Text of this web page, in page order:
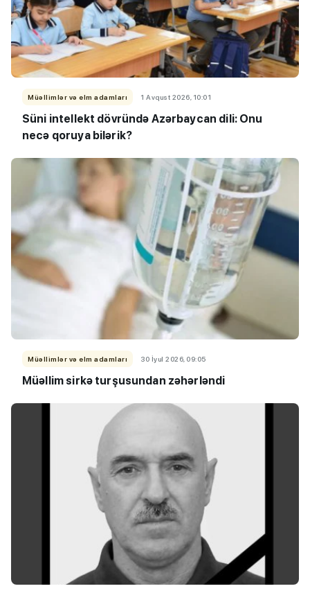
Müəllimlər və elm adamları 1 Avqust 2026, 10:01
Süni intellekt dövründə Azərbaycan dili: Onu
necə qoruya bilərik?
Müəllimlər və elm adamları 30 İyul 2026, 09:05
Müəllim sirkə turşusundan zəhərləndi